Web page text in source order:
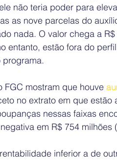
não teria poder para
as nove parcelas do
nada. O valor chega a
entanto, estão fora do
FGC mostram que houve
no extrato em que
nessas faixas
em R$ 754
inferior a de